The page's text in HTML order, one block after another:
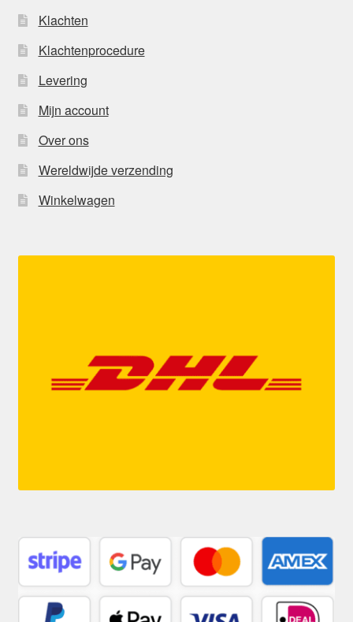
Klachten
Klachtenprocedure
Levering
Mijn account
Over ons
Wereldwijde verzending
Winkelwagen